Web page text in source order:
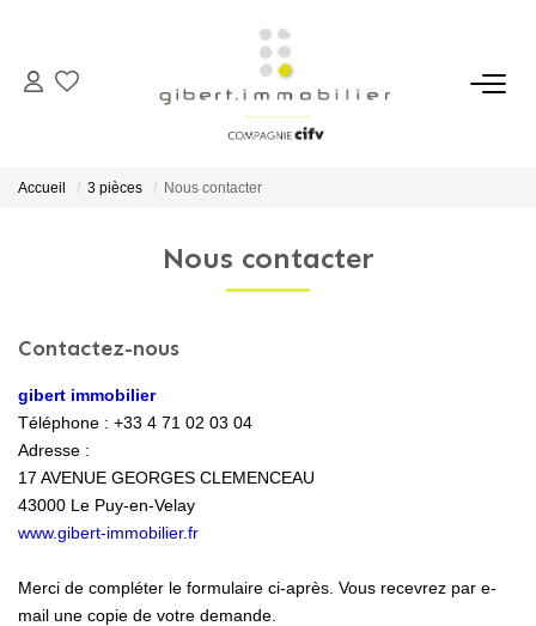
ACHETER
Maisons
Locaux Professionnels
Parkings
Maisons
Accueil 3 pièces Nous contacter
Nous contacter
Contactez-nous
gibert immobilier
Téléphone : +33 4 71 02 03 04
Adresse :
17 AVENUE GEORGES CLEMENCEAU
43000 Le Puy-en-Velay
www.gibert-immobilier.fr
Merci de compléter le formulaire ci-après. Vous recevrez par e-
mail une copie de votre demande.